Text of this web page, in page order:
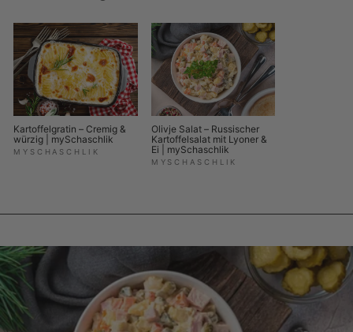
Kartoffelgratin – Cremig &
würzig | mySchaschlik
MYSCHASCHLIK
Olivje Salat – Russischer
Kartoffelsalat mit Lyoner &
Ei | mySchaschlik
MYSCHASCHLIK